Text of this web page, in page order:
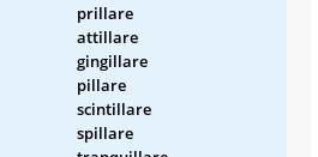
prillare
attillare
gingillare
pillare
scintillare
spillare